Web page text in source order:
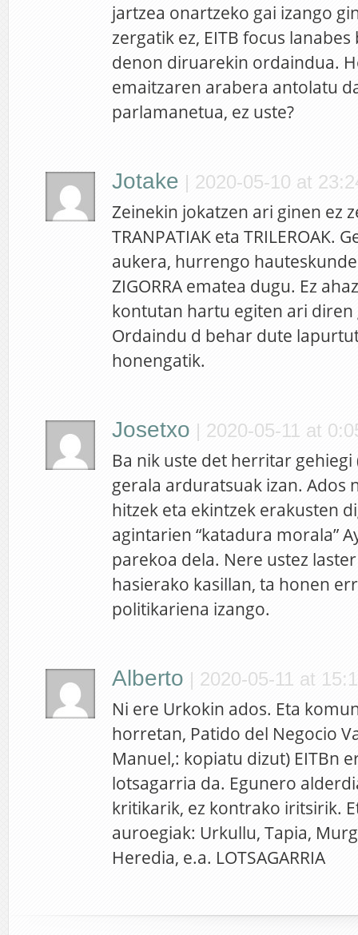
jartzea onartzeko gai izango
zergatik ez, EITB focus
denon diruarekin ordaindua.
emaitzaren arabera antolatu
parlamanetua, ez uste?
Jotake | 2020-05-10 at
Zeinekin jokatzen ari ginen ez
TRANPATIAK eta TRILEROAK.
aukera, hurrengo
ZIGORRA ematea dugu. Ez
kontutan hartu egiten ari diren
Ordaindu d behar dute
honengatik.
Josetxo | 2020-05-11 at
Ba nik uste det herritar gehiegi
gerala arduratsuak izan. Ados
hitzek eta ekintzek erakusten
agintarien “katadura morala”
parekoa dela. Nere ustez
hasierako kasillan, ta honen
politikariena izango.
Alberto | 2020-05-11 at
Ni ere Urkokin ados. Eta
horretan, Patido del Negocio
Manuel,: kopiatu dizut) EITBn
lotsagarria da. Egunero
kritikarik, ez kontrako iritsirik.
auroegiak: Urkullu, Tapia,
Heredia, e.a. LOTSAGARRIA